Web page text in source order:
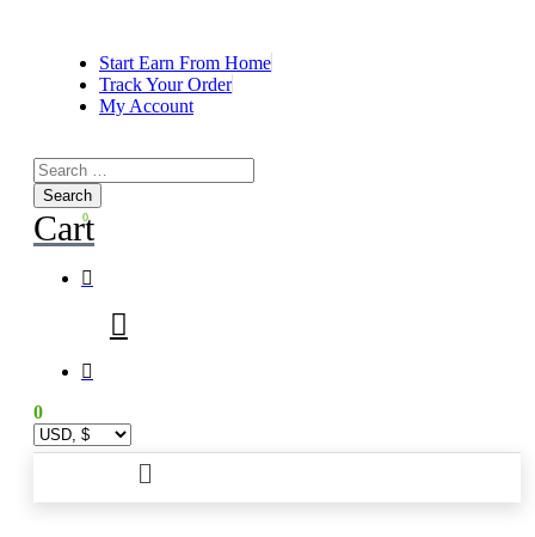
Start Earn From Home
Track Your Order
My Account
Search
for:
0
Cart
0
Main
Menu